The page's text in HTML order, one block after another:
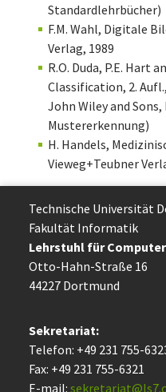
Standardlehrbücher)
F.M. Wahl, Digitale
Verlag, 1989
R.O. Duda, P.E. Hart
Classification, 2. Aufl.,
John Wiley and Sons,
Mustererkennung)
H. Handels,
Vieweg+Teubner
Technische Uni­ver­si­tät
Fakultät Informatik
Lehrstuhl für
Otto-Hahn-Straße 16
44227 Dort­mund
Sekretariat:
Telefon: +49 231 755-
Fax: +49 231 755-6321
E-mail: